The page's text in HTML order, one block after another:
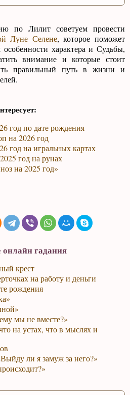
по Лилит советуем провести
Луне Селене, которое поможет
характера и Судьбы,
внимание и которые стоит
правильный путь в жизни и
год по дате рождения
на 2026 год
год на игральных картах
год на рунах
на 2025 год»
гадания
крест
на работу и деньги
рождения
мы не вместе?»
на устах, что в мыслях и
ли я замуж за него?»